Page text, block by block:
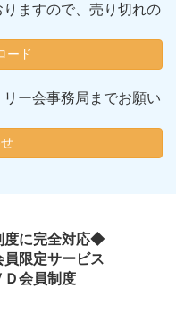
りますので、売り切れの
ード
ー会事務局までお願い
度に完全対応◆
限定サービス
Ｄ会員制度